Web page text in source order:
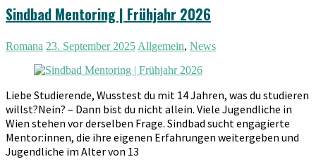
Sindbad Mentoring | Frühjahr 2026
Romana 23. September 2025 Allgemein, News
Liebe Studierende, Wusstest du mit 14 Jahren, was du studieren
willst?Nein? – Dann bist du nicht allein. Viele Jugendliche in
Wien stehen vor derselben Frage. Sindbad sucht engagierte
Mentor:innen, die ihre eigenen Erfahrungen weitergeben und
Jugendliche im Alter von 13